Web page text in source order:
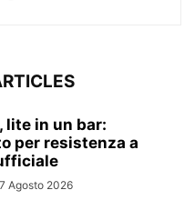
lite in un bar:
per resistenza a
7 Agosto 2026